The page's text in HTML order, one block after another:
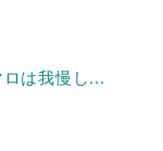
ロは我慢し...